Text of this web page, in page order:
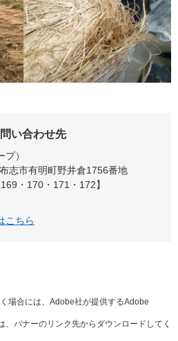
い合わせ先
プ
志市有明町野井倉1756番地
・170・171・172】
こちら
場合には、Adobe社が提供するAdobe
バナーのリンク先からダウンロードしてく